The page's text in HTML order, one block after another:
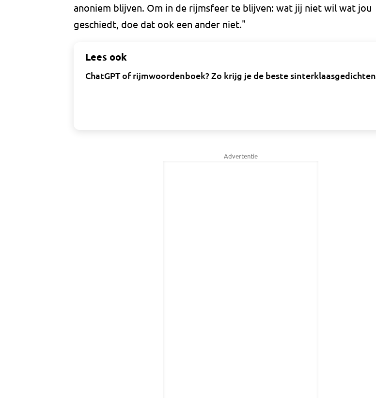
anoniem blijven. Om in de rijmsfeer te blijven: wat jij niet wil wat jou
geschiedt, doe dat ook een ander niet."
Lees ook
ChatGPT of rijmwoordenboek? Zo krijg je de beste sinterklaasgedichten
Advertentie